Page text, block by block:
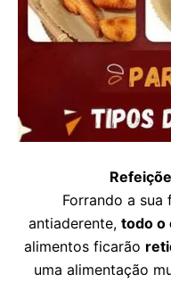
Forrando a
antiaderente, todo o
alimentos ficarão
uma alimentação